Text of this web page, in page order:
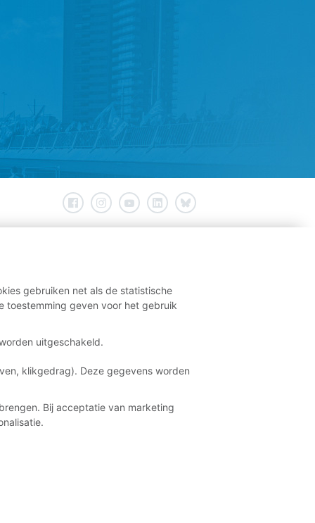
gebruiken net als de statistische
toestemming geven voor het gebruik
uitgeschakeld.
klikgedrag). Deze gegevens worden
Bij acceptatie van marketing